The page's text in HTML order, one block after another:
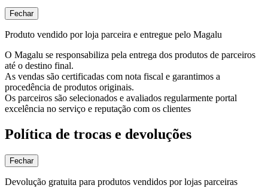
Fechar
Produto vendido por loja parceira e entregue pelo Magalu
O Magalu se responsabiliza pela entrega dos produtos de parceiros
até o destino final.
As vendas são certificadas com nota fiscal e garantimos a
procedência de produtos originais.
Os parceiros são selecionados e avaliados regularmente portal
excelência no serviço e reputação com os clientes
Política de trocas e devoluções
Fechar
Devolução gratuita para produtos vendidos por lojas parceiras